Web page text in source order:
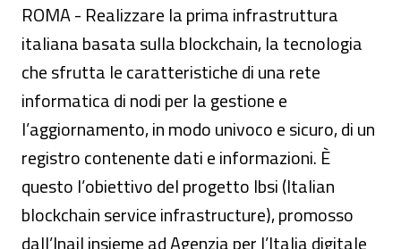
ROMA - Realizzare la prima infrastruttura
italiana basata sulla blockchain, la tecnologia
che sfrutta le caratteristiche di una rete
informatica di nodi per la gestione e
l’aggiornamento, in modo univoco e sicuro, di un
registro contenente dati e informazioni. È
questo l’obiettivo del progetto Ibsi (Italian
blockchain service infrastructure), promosso
dall’Inail insieme ad Agenzia per l’Italia digitale